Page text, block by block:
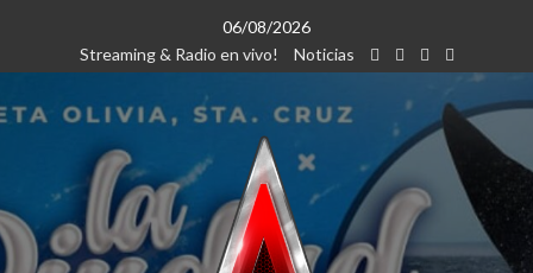
contenido
06/08/2026
Streaming & Radio en vivo!
Noticias